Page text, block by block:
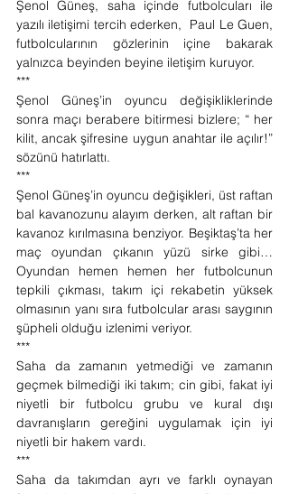
Şenol Güneş, saha içinde futbolcuları ile
yazılı iletişimi tercih ederken,  Paul Le Guen,
futbolcularının gözlerinin içine bakarak
yalnızca beyinden beyine iletişim kuruyor.
***
Şenol Güneş’in oyuncu değişikliklerinde
sonra maçı berabere bitirmesi bizlere; “ her
kilit, ancak şifresine uygun anahtar ile açılır!”
sözünü hatırlattı.
***
Şenol Güneş’in oyuncu değişikleri, üst raftan
bal kavanozunu alayım derken, alt raftan bir
kavanoz kırılmasına benziyor. Beşiktaş’ta her
maç oyundan çıkanın yüzü sirke gibi…
Oyundan hemen hemen her futbolcunun
tepkili çıkması, takım içi rekabetin yüksek
olmasının yanı sıra futbolcular arası saygının
şüpheli olduğu izlenimi veriyor.
***
Saha da zamanın yetmediği ve zamanın
geçmek bilmediği iki takım; cin gibi, fakat iyi
niyetli bir futbolcu grubu ve kural dışı
davranışların gereğini uygulamak için iyi
niyetli bir hakem vardı.
***
Saha da takımdan ayrı ve farklı oynayan